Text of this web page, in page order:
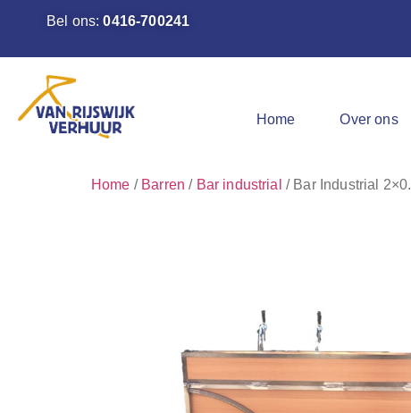
Bel ons:0416-700241
Home Over ons
Home / Barren / Bar industrial / Bar Industrial